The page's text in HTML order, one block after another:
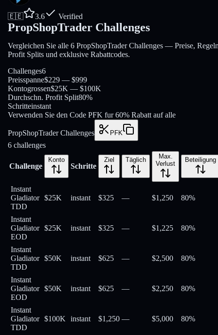
🇪🇪 3.6 Verified
PropShopTrader Challenges
Vergleichen Sie alle 6 PropShopTrader Challenges — Preise,
Profit Splits und exklusive Rabattcodes.
Challenges6
Preisspanne$229 — $999
Kontogrossen$25K — $100K
Durchschn. Profit Split80%
Schritteinstant
Verwenden Sie den Code PFK fur 60% Rabatt auf alle
PropShopTrader Challenges PFK
6 challenges
Challenge
Konto
Schritte
Ziel Täglich
Max.
Verlust
Beteiligung
Instant
Gladiator
TDD
$25K instant $325 — $1,250 80%
Instant
Gladiator
EOD
$25K instant $325 — $1,225 80%
Instant
Gladiator
TDD
$50K instant $625 — $2,500 80%
Instant
Gladiator
EOD
$50K instant $625 — $2,250 80%
Instant
Gladiator
TDD
$100K instant $1,250 — $5,000 80%